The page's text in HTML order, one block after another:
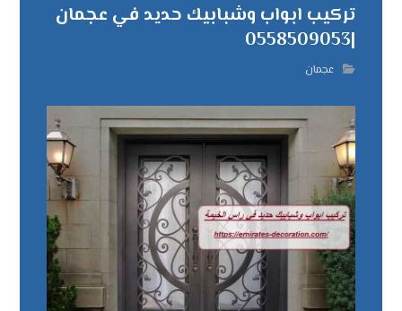
تركيب ابواب وشبابيك حديد في عجمان
|0558509053
عجمان